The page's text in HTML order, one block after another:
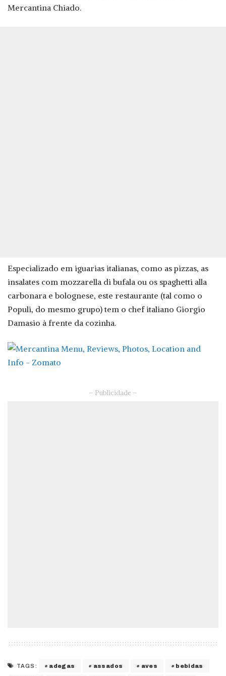
Mercantina Chiado.
Especializado em iguarias italianas, como as pizzas, as
insalates com mozzarella di bufala ou os spaghetti alla
carbonara e bolognese, este restaurante (tal como o
Populi, do mesmo grupo) tem o chef italiano Giorgio
Damasio à frente da cozinha.
– Publicidade –
TAGS: adegas assados aves bebidas